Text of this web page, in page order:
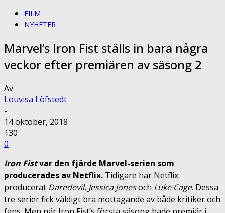
FILM
NYHETER
Marvel’s Iron Fist ställs in bara några
veckor efter premiären av säsong 2
Av
Louvisa Löfstedt
-
14 oktober, 2018
130
0
Iron Fistvar den fjärde Marvel-serien som
producerades av Netflix. Tidigare har Netflix
producerat Daredevil, Jessica Jonesoch Luke Cage. Dessa
tre serier fick väldigt bra mottagande av både kritiker och